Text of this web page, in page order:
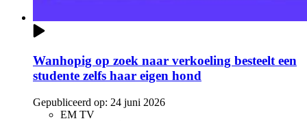
Wanhopig op zoek naar verkoeling besteelt een
studente zelfs haar eigen hond
Gepubliceerd op: 24 juni 2026
EM TV